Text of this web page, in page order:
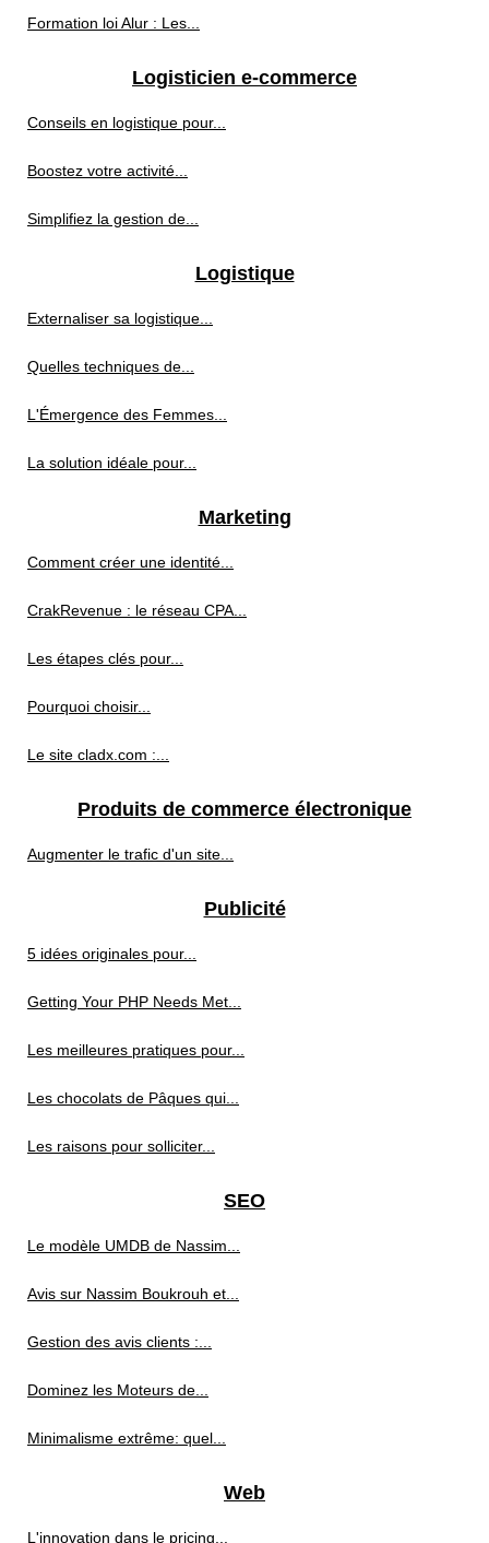
Formation loi Alur : Les...
Logisticien e-commerce
Conseils en logistique pour...
Boostez votre activité...
Simplifiez la gestion de...
Logistique
Externaliser sa logistique...
Quelles techniques de...
L'Émergence des Femmes...
La solution idéale pour...
Marketing
Comment créer une identité...
CrakRevenue : le réseau CPA...
Les étapes clés pour...
Pourquoi choisir...
Le site cladx.com :...
Produits de commerce électronique
Augmenter le trafic d'un site...
Publicité
5 idées originales pour...
Getting Your PHP Needs Met...
Les meilleures pratiques pour...
Les chocolats de Pâques qui...
Les raisons pour solliciter...
SEO
Le modèle UMDB de Nassim...
Avis sur Nassim Boukrouh et...
Gestion des avis clients :...
Dominez les Moteurs de...
Minimalisme extrême: quel...
Web
L'innovation dans le pricing...